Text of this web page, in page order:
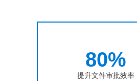
80%
提升文件审批效率